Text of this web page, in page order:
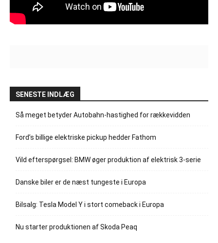
SENESTE INDLÆG
Så meget betyder Autobahn-hastighed for rækkevidden
Ford’s billige elektriske pickup hedder Fathom
Vild efterspørgsel: BMW øger produktion af elektrisk 3-serie
Danske biler er de næst tungeste i Europa
Bilsalg: Tesla Model Y i stort comeback i Europa
Nu starter produktionen af Skoda Peaq